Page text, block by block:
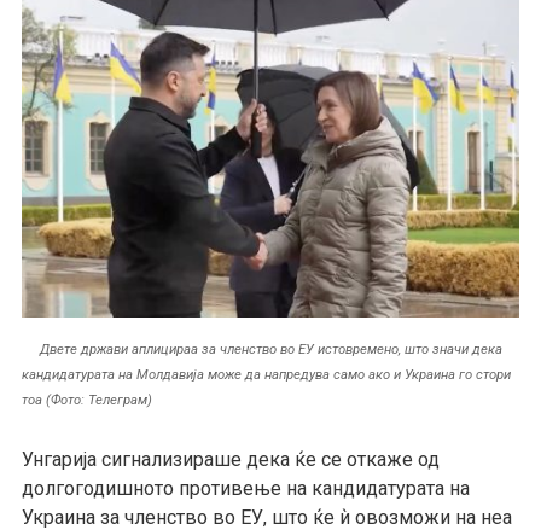
Двете држави аплицираа за членство во ЕУ истовремено, што значи дека
кандидатурата на Молдавија може да напредува само ако и Украина го стори
тоа (Фото: Телеграм)
Унгарија сигнализираше дека ќе се откаже од
долгогодишното противење на кандидатурата на
Украина за членство во ЕУ, што ќе ѝ овозможи на неа